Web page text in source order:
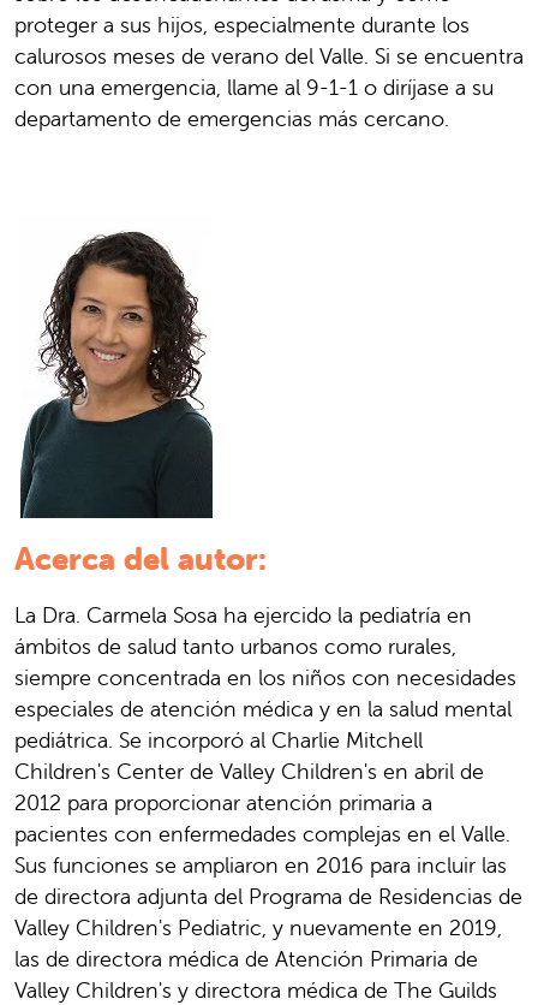
proteger a sus hijos, especialmente durante los
calurosos meses de verano del Valle. Si se encuentra
con una emergencia, llame al 9-1-1 o diríjase a su
departamento de emergencias más cercano.
Acerca del autor:
La Dra. Carmela Sosa ha ejercido la pediatría en
ámbitos de salud tanto urbanos como rurales,
siempre concentrada en los niños con necesidades
especiales de atención médica y en la salud mental
pediátrica. Se incorporó al Charlie Mitchell
Children's Center de Valley Children's en abril de
2012 para proporcionar atención primaria a
pacientes con enfermedades complejas en el Valle.
Sus funciones se ampliaron en 2016 para incluir las
de directora adjunta del Programa de Residencias de
Valley Children's Pediatric, y nuevamente en 2019,
las de directora médica de Atención Primaria de
Valley Children's y directora médica de The Guilds